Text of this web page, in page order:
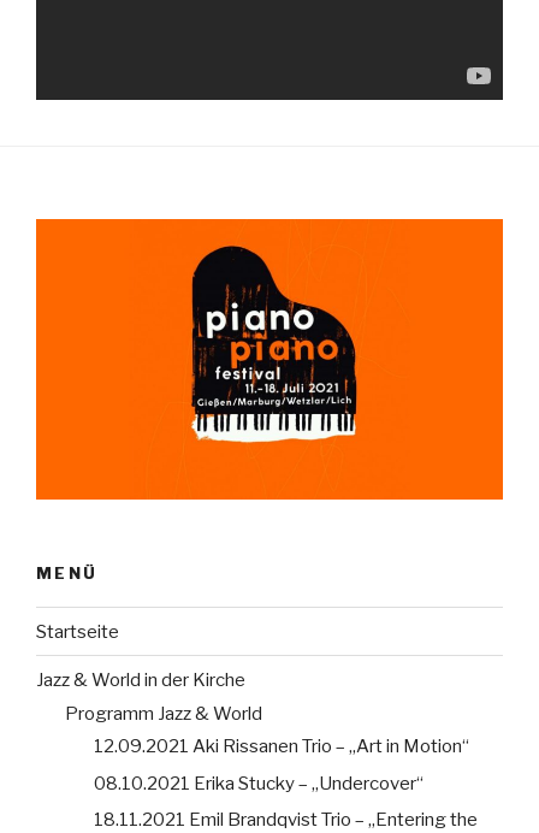
MENÜ
Startseite
Jazz & World in der Kirche
Programm Jazz & World
12.09.2021 Aki Rissanen Trio – „Art in Motion“
08.10.2021 Erika Stucky – „Undercover“
18.11.2021 Emil Brandqvist Trio – „Entering the